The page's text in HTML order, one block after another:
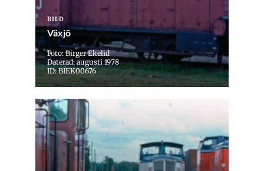
BILD
Växjö
Foto: Birger Ekelid
Daterad: augusti 1978
ID: BIEK00676